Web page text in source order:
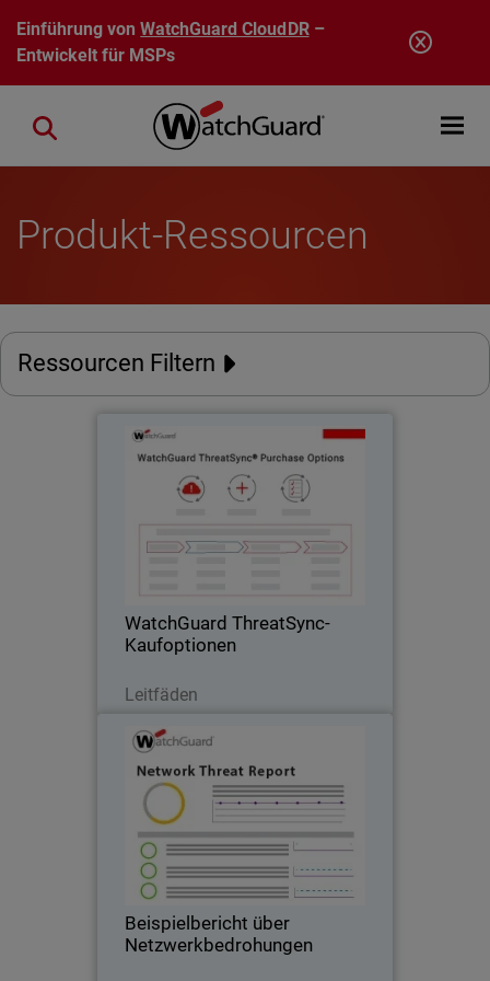
Direkt zum Inhalt
Einführung vonWatchGuard CloudDR–
Entwickelt für MSPs
Open
Close search
Produkt-Ressourcen
Ressourcen Filtern
Thumbnail
WatchGuard ThreatSync-
Kaufoptionen
Leitfäden
WatchGuard ThreatSync-
Kaufoptionen
Ein Einkaufsführer zu den Funktionen
Thumbnail
Beispielbericht über
Netzwerkbedrohungen
Netzwerkbedrohungen
Ein realitätsnahes Beispiel für einen
Bericht über Netzwerkbedrohungen von
ThreatSync+ NDR, der anonymisierte
Demo-Daten verwendet.